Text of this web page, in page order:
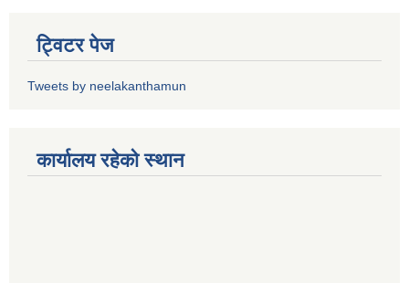
ट्विटर पेज
Tweets by neelakanthamun
कार्यालय रहेको स्थान